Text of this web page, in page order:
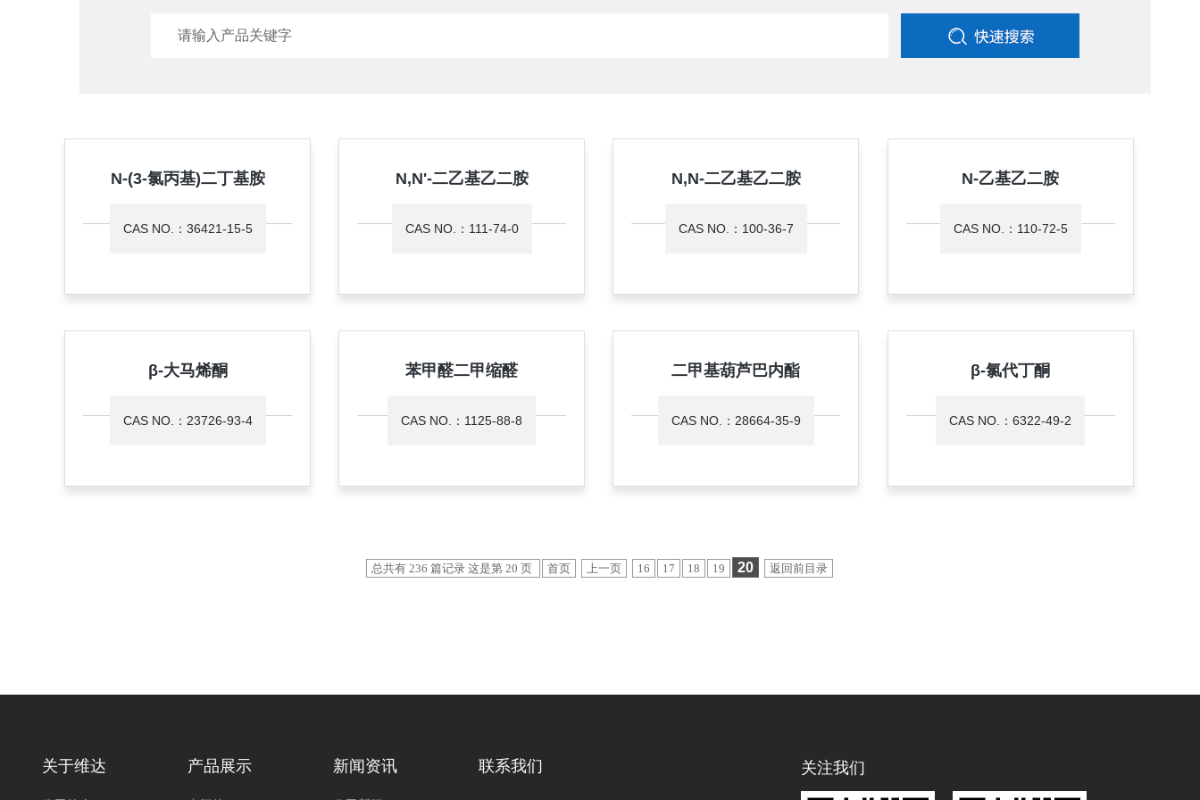
N-(3-氯丙基)二丁基胺
CAS NO.：36421-15-5
N,N'-二乙基乙二胺
CAS NO.：111-74-0
N,N-二乙基乙二胺
CAS NO.：100-36-7
N-乙基乙二胺
CAS NO.：110-72-5
β-大马烯酮
CAS NO.：23726-93-4
苯甲醛二甲缩醛
CAS NO.：1125-88-8
二甲基葫芦巴内酯
CAS NO.：28664-35-9
β-氯代丁酮
CAS NO.：6322-49-2
总共有 236 篇记录 这是第 20 页 首页 上一页 16 17 18 19 20 返回前目录
关于维达 产品展示 新闻资讯 联系我们 关注我们